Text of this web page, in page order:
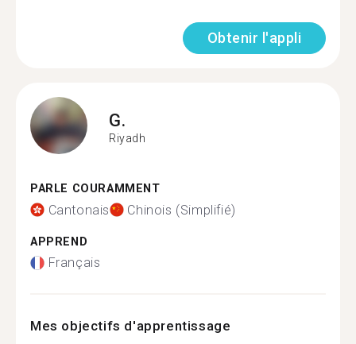
Obtenir l'appli
G.
Riyadh
PARLE COURAMMENT
Cantonais Chinois (Simplifié)
APPREND
Français
Mes objectifs d'apprentissage